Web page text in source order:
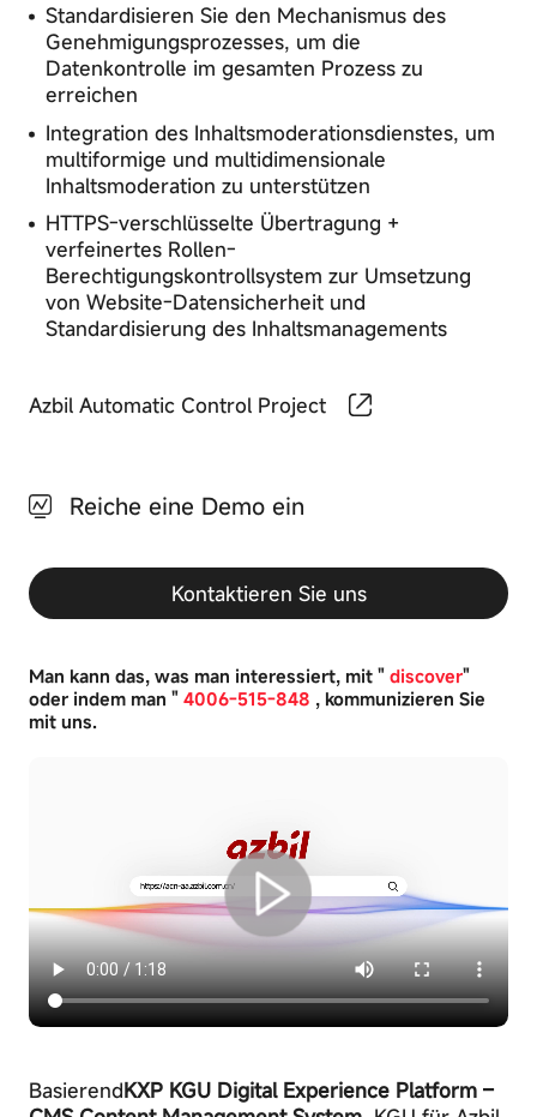
Standardisieren Sie den Mechanismus des
Genehmigungsprozesses, um die
Datenkontrolle im gesamten Prozess zu
erreichen
Integration des Inhaltsmoderationsdienstes, um
multiformige und multidimensionale
Inhaltsmoderation zu unterstützen
HTTPS-verschlüsselte Übertragung +
verfeinertes Rollen-
Berechtigungskontrollsystem zur Umsetzung
von Website-Datensicherheit und
Standardisierung des Inhaltsmanagements
Azbil Automatic Control Project
Reiche eine Demo ein
Kontaktieren Sie uns
Man kann das, was man interessiert, mit " discover"
oder indem man " 4006-515-848 , kommunizieren Sie
mit uns.
BasierendKXP KGU Digital Experience Platform –
Privacy
Preference
Ihre
Diese
Cookies
können
dienen,
Ihre
Präferenzen
zu
erfassen
oder
Ihnen
personalisierte
Die
Blockierung
Essential
Cookies
Bleib aktiv
Diese
Cookies
den
Betrieb